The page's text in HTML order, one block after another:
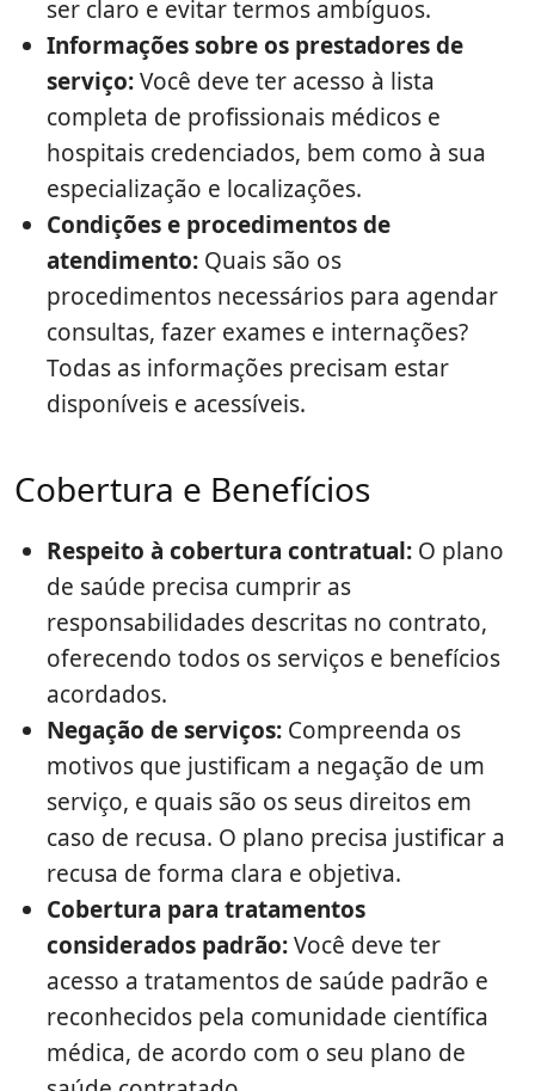
ser claro e evitar termos ambíguos.
Informações sobre os prestadores de
serviço:Você deve ter acesso à lista
completa de profissionais médicos e
hospitais credenciados, bem como à sua
especialização e localizações.
Condições e procedimentos de
atendimento: Quais são os
procedimentos necessários para agendar
consultas, fazer exames e internações?
Todas as informações precisam estar
disponíveis e acessíveis.
Cobertura e Benefícios
Respeito à cobertura contratual: O plano
de saúde precisa cumprir as
responsabilidades descritas no contrato,
oferecendo todos os serviços e benefícios
acordados.
Negação de serviços: Compreenda os
motivos que justificam a negação de um
serviço, e quais são os seus direitos em
caso de recusa. O plano precisa justificar a
recusa de forma clara e objetiva.
Cobertura para tratamentos
considerados padrão:Você deve ter
acesso a tratamentos de saúde padrão e
reconhecidos pela comunidade científica
médica, de acordo com o seu plano de